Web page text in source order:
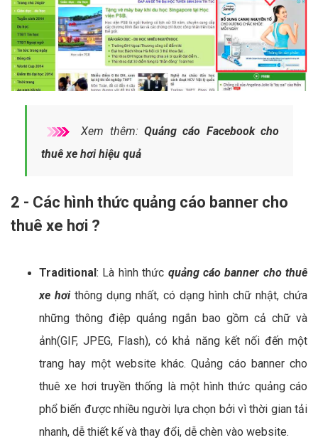
Xem thêm: Quảng cáo Facebook cho
thuê xe hơi hiệu quả
2 - Các hình thức quảng cáo banner cho
thuê xe hơi ?
Traditional : Là hình thức quảng cáo banner cho thuê
xe hơithông dụng nhất, có dạng hình chữ nhật, chứa
những thông điệp quảng ngắn bao gồm cả chữ và
ảnh(GIF, JPEG, Flash), có khả năng kết nối đến một
trang hay một website khác. Quảng cáo banner cho
thuê xe hơi truyền thống là một hình thức quảng cáo
phổ biến được nhiều người lựa chọn bởi vì thời gian tải
nhanh, dễ thiết kế và thay đổi, dễ chèn vào website.